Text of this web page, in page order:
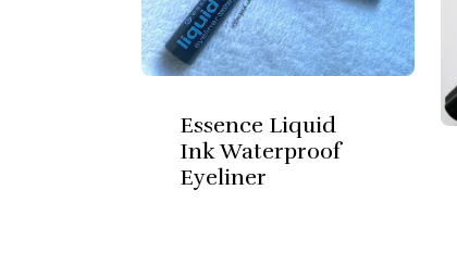
Essence Liquid
Ink Waterproof
Eyeliner